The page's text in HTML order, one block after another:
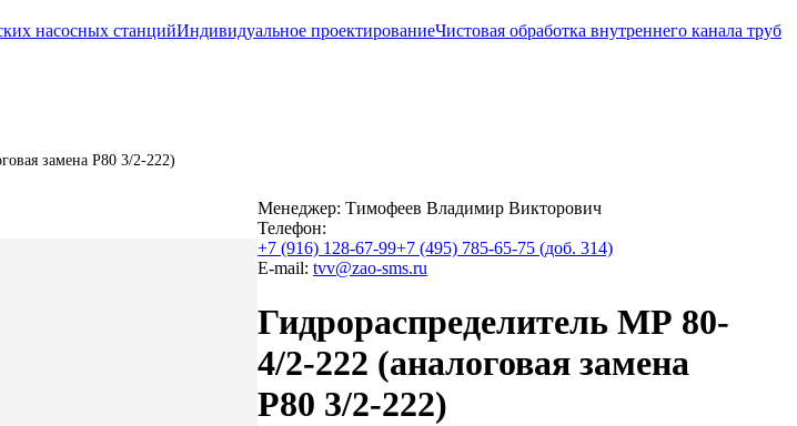
насосных станцийИндивидуальное проектированиеЧистовая обработка внутреннего канала труб
замена Р80 3/2-222)
Менеджер:Тимофеев Владимир Викторович
Телефон:
+7 (916) 128-67-99+7 (495) 785-65-75 (доб. 314)
E-mail:tvv@zao-sms.ru
Гидрораспределитель МР 80-
4/2-222 (аналоговая замена
Р80 3/2-222)